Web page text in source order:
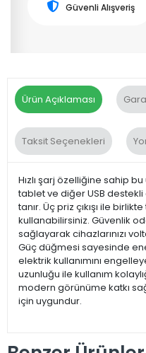
Güvenli Alışveriş
Ürün Açıklaması
Taksit Seçenekleri
Hızlı şarj özelliğine sahip
tablet ve diğer USB destekli
tanır. Üç priz çıkışı ile
kullanabilirsiniz. Güvenlik
sağlayarak cihazlarınızı
Güç düğmesi sayesinde
elektrik kullanımını
uzunluğu ile kullanım
modern görünüme katkı
için uygundur.